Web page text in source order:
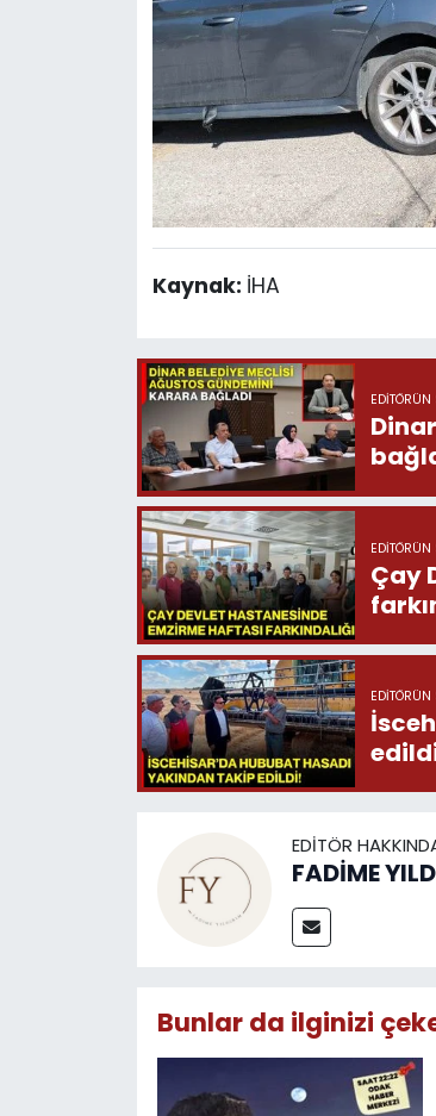
Kaynak: İHA
EDITÖRÜN
EDITÖRÜN
Çay
EDITÖRÜN
EDITÖR
FADİME
Bunlar da ilginizi